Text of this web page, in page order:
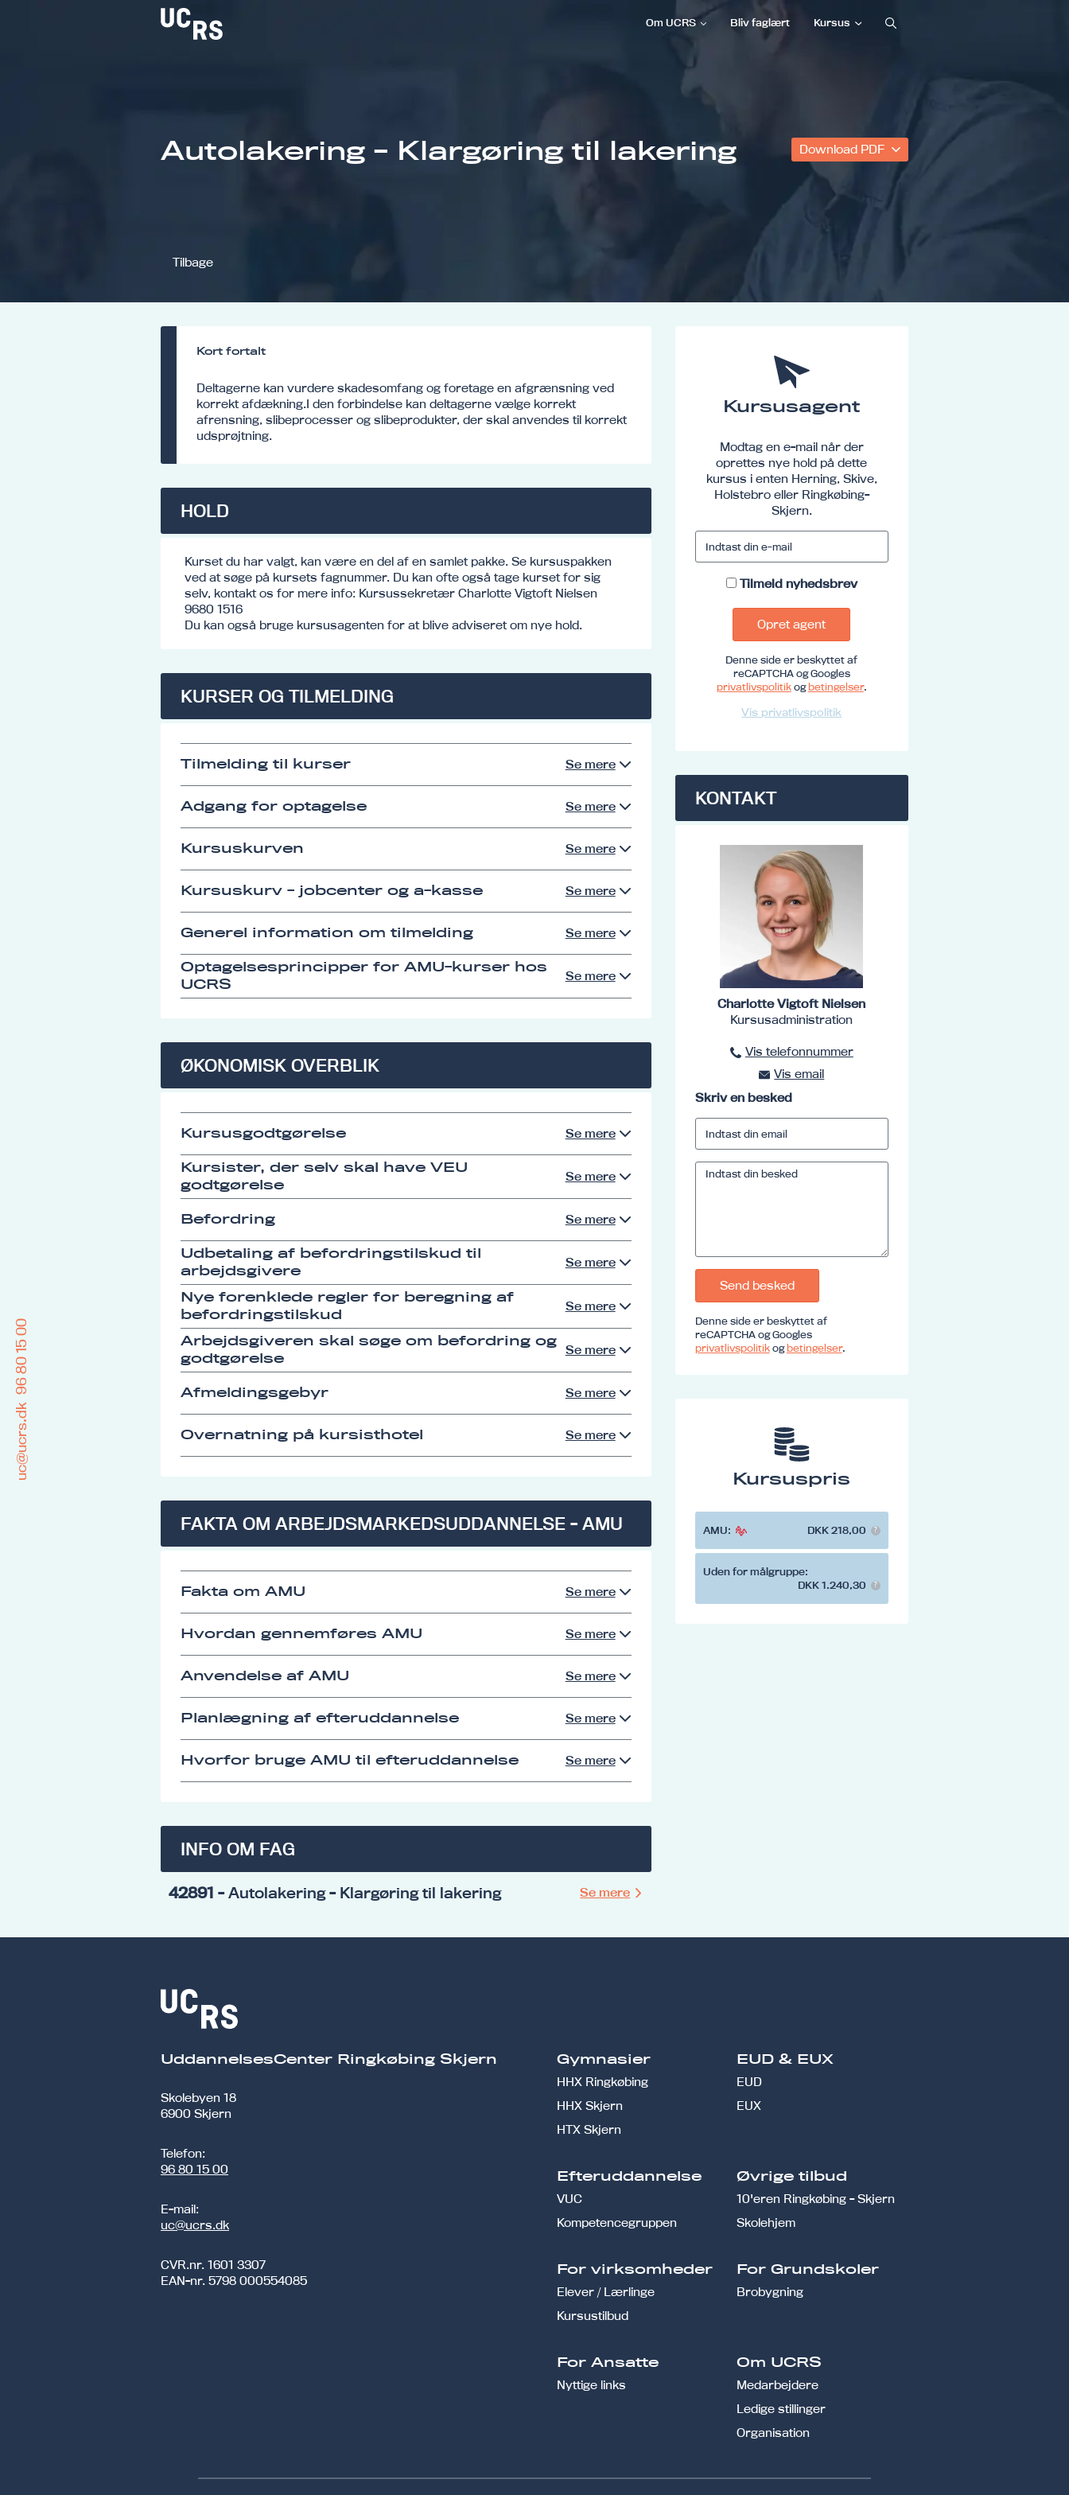
Om UCRS Bliv faglært Kursus
Autolakering - Klargøring til lakering Download PDF
Tilbage
Kort fortalt
Deltagerne kan vurdere skadesomfang og foretage en afgrænsning ved
korrekt afdækning.I den forbindelse kan deltagerne vælge korrekt
afrensning, slibeprocesser og slibeprodukter, der skal anvendes til korrekt
udsprøjtning.
HOLD
Kurset du har valgt, kan være en del af en samlet pakke. Se kursuspakken
ved at søge på kursets fagnummer. Du kan ofte også tage kurset for sig
selv, kontakt os for mere info: Kursussekretær Charlotte Vigtoft Nielsen
9680 1516
Du kan også bruge kursusagenten for at blive adviseret om nye hold.
KURSER OG TILMELDING
Tilmelding til kurser Se mere
Adgang for optagelse Se mere
Kursuskurven Se mere
Kursuskurv - jobcenter og a-kasse Se mere
Generel information om tilmelding Se mere
Optagelsesprincipper for AMU-kurser hos
UCRS
Se mere
ØKONOMISK OVERBLIK
Kursusgodtgørelse Se mere
Kursister, der selv skal have VEU
godtgørelse
Se mere
Befordring Se mere
Udbetaling af befordringstilskud til
arbejdsgivere
Se mere
Nye forenklede regler for beregning af
befordringstilskud
Se mere
Arbejdsgiveren skal søge om befordring og
godtgørelse
Se mere
Afmeldingsgebyr Se mere
Overnatning på kursisthotel Se mere
FAKTA OM ARBEJDSMARKEDSUDDANNELSE - AMU
Fakta om AMU Se mere
Hvordan gennemføres AMU Se mere
Anvendelse af AMU Se mere
Planlægning af efteruddannelse Se mere
Hvorfor bruge AMU til efteruddannelse Se mere
INFO OM FAG
42891 - Autolakering - Klargøring til lakering Se mere
Kursusagent
Modtag en e-mail når der
oprettes nye hold på dette
kursus i enten Herning, Skive,
Holstebro eller Ringkøbing-
Skjern.
Tilmeld nyhedsbrev
Opret agent
Denne side er beskyttet af
reCAPTCHA og Googles
privatlivspolitikogbetingelser.
Vis privatlivspolitik
KONTAKT
Charlotte Vigtoft Nielsen
Kursusadministration
Vis telefonnummer
96801516
Vis emailkursus@ucrs.dk
Skriv en besked
Send besked
Denne side er beskyttet af
reCAPTCHA og Googles
privatlivspolitikogbetingelser.
Kursuspris
AMU: DKK 218,00
Uden for målgruppe:
DKK 1.240,30
UddannelsesCenter Ringkøbing Skjern
Skolebyen 18
6900 Skjern
Telefon:
96 80 15 00
E-mail:
uc@ucrs.dk
CVR.nr. 1601 3307
EAN-nr. 5798 000554085
Gymnasier
HHX Ringkøbing
HHX Skjern
HTX Skjern
EUD & EUX
EUD
EUX
Efteruddannelse
VUC
Kompetencegruppen
Øvrige tilbud
10'eren Ringkøbing - Skjern
Skolehjem
For virksomheder
Elever / Lærlinge
Kursustilbud
For Grundskoler
Brobygning
For Ansatte
Nyttige links
Om UCRS
Medarbejdere
Ledige stillinger
Organisation
uc@ucrs.dk
96 80 15 00